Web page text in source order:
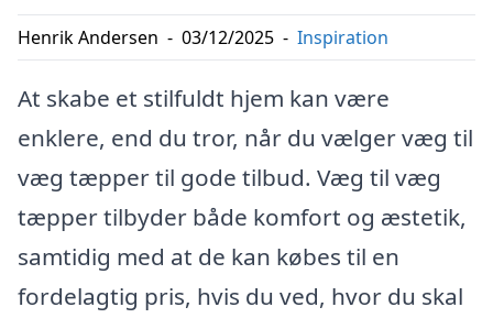
Henrik Andersen - 03/12/2025 - Inspiration
At skabe et stilfuldt hjem kan være
enklere, end du tror, når du vælger væg til
væg tæpper til gode tilbud. Væg til væg
tæpper tilbyder både komfort og æstetik,
samtidig med at de kan købes til en
fordelagtig pris, hvis du ved, hvor du skal